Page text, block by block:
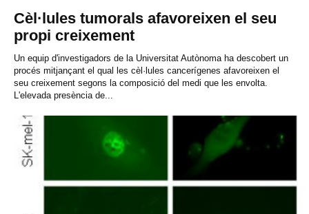
Agenda
CERCAR
Cèl·lules tumorals afavoreixen el seu
propi creixement
Un equip d'investigadors de la Universitat Autònoma ha descobert un
procés mitjançant el qual les cèl·lules cancerígenes afavoreixen el
seu creixement segons la composició del medi que les envolta.
L'elevada presència de...